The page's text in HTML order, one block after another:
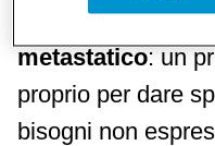
la Cura. Qualità
metastatico: un
proprio per dare
bisogni non